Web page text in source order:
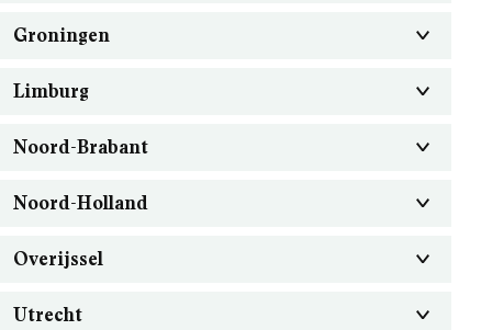
Groningen
Limburg
Noord-Brabant
Noord-Holland
Overijssel
Utrecht